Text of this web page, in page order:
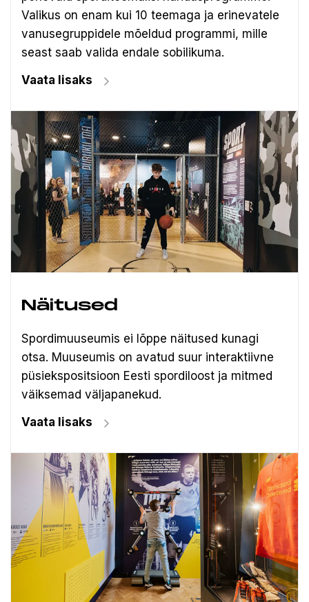
Valikus on enam kui 10 teemaga ja erinevatele
vanusegruppidele mõeldud programmi, mille
seast saab valida endale sobilikuma.
Vaata lisaks
Näitused
Spordimuuseumis ei lõppe näitused kunagi
otsa. Muuseumis on avatud suur interaktiivne
püsiekspositsioon Eesti spordiloost ja mitmed
väiksemad väljapanekud.
Vaata lisaks